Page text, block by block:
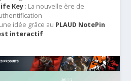
Key : La nouvelle ère de
idée grâce au PLAUD NotePin
interactif